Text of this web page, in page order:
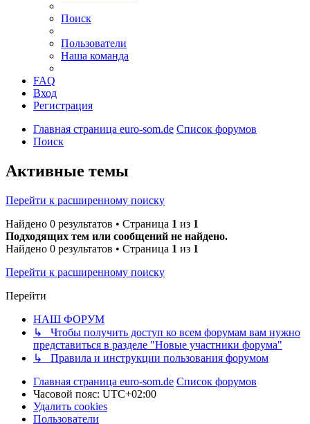
Поиск
Пользователи
Наша команда
FAQ
Вход
Регистрация
Главная страница euro-som.de Список форумов
Поиск
Активные темы
Перейти к расширенному поиску
Найдено 0 результатов • Страница 1 из 1
Подходящих тем или сообщений не найдено.
Найдено 0 результатов • Страница 1 из 1
Перейти к расширенному поиску
Перейти
НАШ ФОРУМ
↳ Чтобы получить доступ ко всем форумам вам нужно
представиться в разделе "Новые участники форума"
↳ Правила и инструкции пользования форумом
Главная страница euro-som.de Список форумов
Часовой пояс: UTC+02:00
Удалить cookies
Пользователи